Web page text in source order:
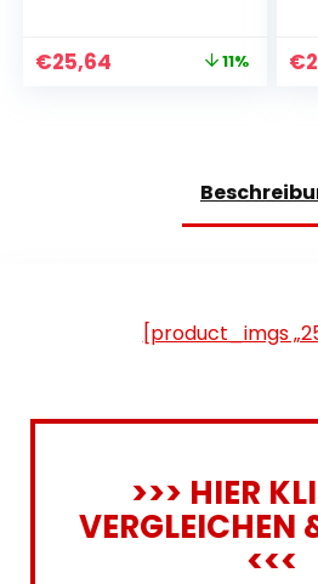
ng 2, 2 kg
€25,64 11% €
[product_imgs
>>> HIER
VERGLEICHEN
<<<